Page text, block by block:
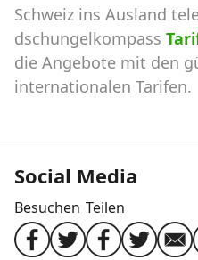
Schweiz ins Ausland
dschungelkompass
die Angebote mit den
internationalen Tarifen.
Social Media
Besuchen Teilen